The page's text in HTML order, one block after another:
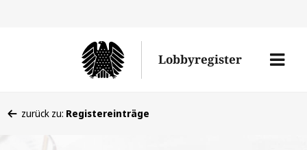
Lobbyregister
Menü
befinden
zurück zu: Registereinträge